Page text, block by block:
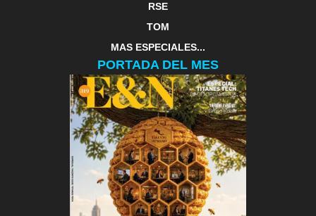
RSE
TOM
MAS ESPECIALES...
PORTADA DEL MES